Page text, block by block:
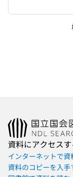
資料にアクセス
インターネットで資
資料のコピーを入手